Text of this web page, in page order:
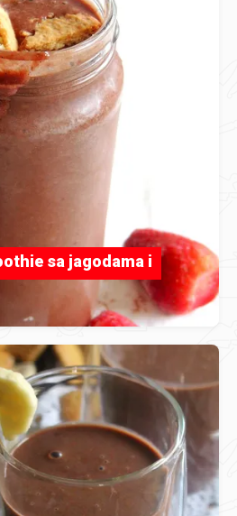
sa jagodama i